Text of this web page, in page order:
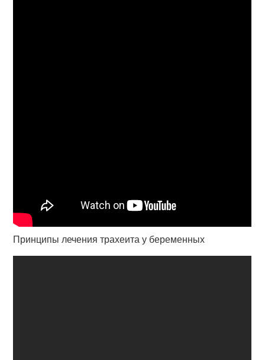
Принципы лечения трахеита у беременных